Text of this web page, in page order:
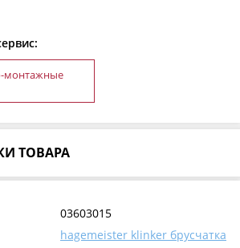
монтажные
ТОВАРА
03603015
hagemeister klinker брусчатка